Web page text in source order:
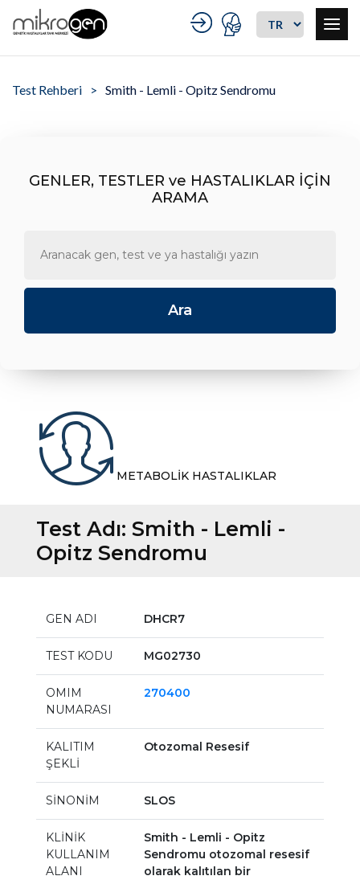
Test Rehberi Smith - Lemli - Opitz Sendromu
GENLER, TESTLER ve HASTALIKLAR İÇİN
ARAMA
METABOLİK HASTALIKLAR
Test Adı: Smith - Lemli -
Opitz Sendromu
GEN ADI DHCR7
TEST KODU MG02730
OMIM
NUMARASI
270400
KALITIM
ŞEKLİ
Otozomal Resesif
SİNONİM SLOS
KLİNİK
KULLANIM
ALANI
Smith - Lemli - Opitz
Sendromu otozomal resesif
olarak kalıtılan bir